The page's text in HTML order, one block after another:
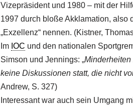
Vizepräsident und 1980 – mit der
1997 durch bloße Akklamation, also
„Exzellenz“ nennen. (Kistner,
Im IOC und den nationalen
Simson und Jennings: „Minderheiten
keine Diskussionen statt, die nicht
Andrew, S. 327)
Interessant war auch sein Umgang